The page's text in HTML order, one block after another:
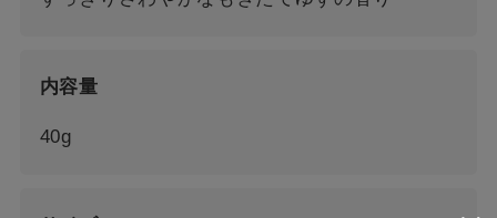
内容量
40g